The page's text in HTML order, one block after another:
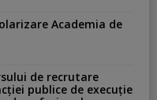
Academia de
de recrutare
publice de execuție